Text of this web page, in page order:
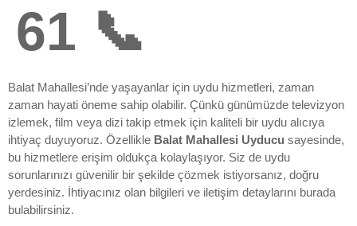
61 📞
Balat Mahallesi’nde yaşayanlar için uydu hizmetleri, zaman
zaman hayati öneme sahip olabilir. Çünkü günümüzde televizyon
izlemek, film veya dizi takip etmek için kaliteli bir uydu alıcıya
ihtiyaç duyuyoruz. Özellikle Balat Mahallesi Uyducu sayesinde,
bu hizmetlere erişim oldukça kolaylaşıyor. Siz de uydu
sorunlarınızı güvenilir bir şekilde çözmek istiyorsanız, doğru
yerdesiniz. İhtiyacınız olan bilgileri ve iletişim detaylarını burada
bulabilirsiniz.